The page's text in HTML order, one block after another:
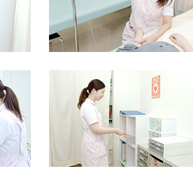
られるように、
常に笑顔でその方に合っ
今、自分が出来ることは何かを考え行動に
療を受けて頂けるように、しっかり丁寧
声の大きさ、早さを意識しています。
をさしたり印をつけたり分かりやすい説明
持ってもらえるよう心掛けています。
説明の工夫をします。
ッフ間の意識の統一を計っています。